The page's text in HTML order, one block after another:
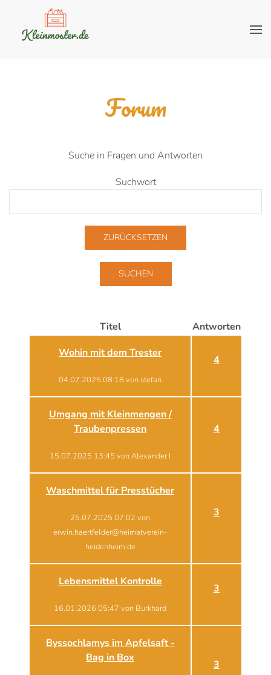
Forum
Suche in Fragen und Antworten
Suchwort
Titel
Antworten
Wohin mit dem Trester
04.07.2025 08:18 von stefan
4
Umgang mit Kleinmengen /
Traubenpressen
15.07.2025 13:45 von Alexander I
4
Waschmittel für Presstücher
25.07.2025 07:02 von
erwin.haertfelder@heimatverein-
heidenheim.de
3
Lebensmittel Kontrolle
16.01.2026 05:47 von Burkhard
3
Byssochlamys im Apfelsaft -
Bag in Box
3